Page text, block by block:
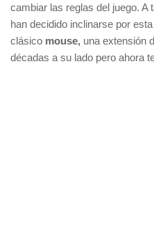
cambiar las reglas del juego. A
han decidido inclinarse por
clásico mouse, una extensión
décadas a su lado pero ahora